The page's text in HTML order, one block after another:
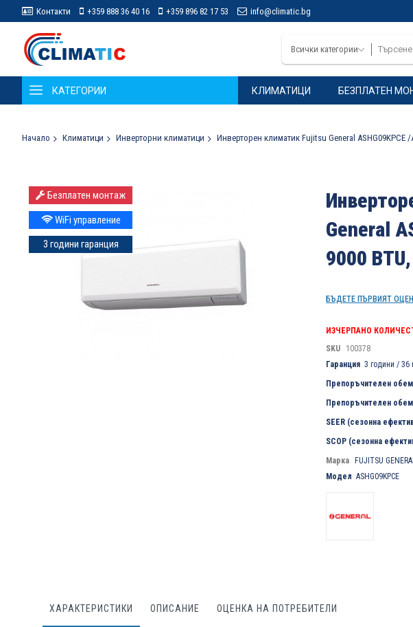
Контакти +359 888 36 40 16 +359 896 82 17 53 info@climatic.bg
Всички категории
КАТЕГОРИИ КЛИМАТИЦИ БЕЗПЛАТЕН
Начало Климатици Инверторни климатици Инверторен климатик Fujitsu General ASHG09KPCE /
Преминете
към
края
галерията
Безплатен монтаж
WiFi управление
3 години гаранция
General
9000
БЪДЕТЕ ПЪРВИЯТ
ИЗЧЕРПАНО
SKU
100378
Гаранция 3 години / 36
Препоръчителен
Препоръчителен
SEER (сезонна
SCOP (сезонна
Марка FUJITSU GENERAL
Модел ASHG09KPCE
ХАРАКТЕРИСТИКИ ОПИСАНИЕ ОЦЕНКА НА ПОТРЕБИТЕЛИ